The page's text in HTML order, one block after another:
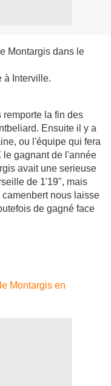
Montargis dans le
à Interville.
remporte la fin des
Ensuite il y a
ou l'équipe qui fera
le gagnant de l'année
avait une serieuse
de 1'19", mais
nous laisse
de gagné face
Montargis en